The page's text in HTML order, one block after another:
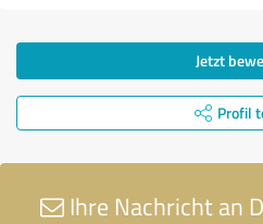
Jetzt
Profil
Ihre Nachricht an